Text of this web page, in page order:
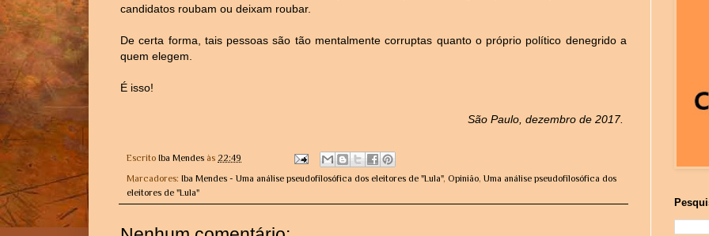
candidatos roubam ou deixam roubar.
De certa forma, tais pessoas são tão mentalmente corruptas quanto o próprio político denegrido a
quem elegem.
É isso!
São Paulo, dezembro de 2017.
Escrito Iba Mendes às 22:49
Marcadores: Iba Mendes - Uma análise pseudofilosófica dos eleitores de "Lula", Opinião, Uma análise pseudofilosófica dos
eleitores de "Lula"